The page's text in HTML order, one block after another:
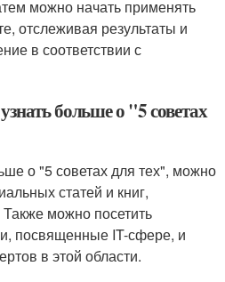
можно начать применять
отслеживая результаты и
в соответствии с
больше о "5 советах
о "5 советах для тех", можно
статей и книг,
можно посетить
посвященные IT-сфере, и
в этой области.